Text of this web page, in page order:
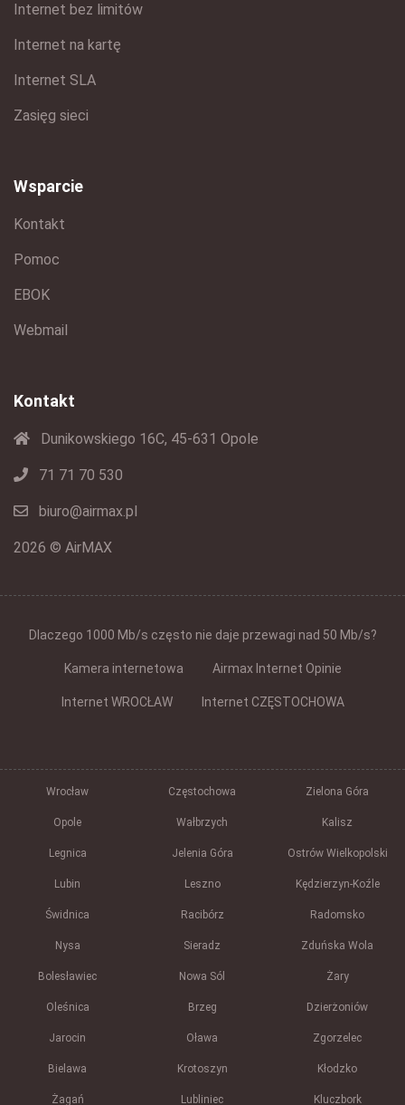
Internet bez limitów
Internet na kartę
Internet SLA
Zasięg sieci
Wsparcie
Kontakt
Pomoc
EBOK
Webmail
Kontakt
Dunikowskiego 16C, 45-631 Opole
71 71 70 530
biuro@airmax.pl
2026 © AirMAX
Dlaczego 1000 Mb/s często nie daje przewagi nad 50 Mb/s?
Kamera internetowa Airmax Internet Opinie
Internet WROCŁAW Internet CZĘSTOCHOWA
Wrocław Częstochowa Zielona Góra
Opole Wałbrzych Kalisz
Legnica Jelenia Góra Ostrów Wielkopolski
Lubin Leszno Kędzierzyn-Koźle
Świdnica Racibórz Radomsko
Nysa Sieradz Zduńska Wola
Bolesławiec Nowa Sól Żary
Oleśnica Brzeg Dzierżoniów
Jarocin Oława Zgorzelec
Bielawa Krotoszyn Kłodzko
Żagań Lubliniec Kluczbork